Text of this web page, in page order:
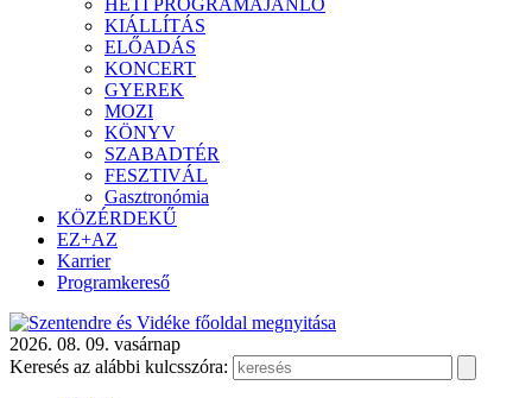
HETI PROGRAMAJÁNLÓ
KIÁLLÍTÁS
ELŐADÁS
KONCERT
GYEREK
MOZI
KÖNYV
SZABADTÉR
FESZTIVÁL
Gasztronómia
KÖZÉRDEKŰ
EZ+AZ
Karrier
Programkereső
2026. 08. 09. vasárnap
Keresés az alábbi kulcsszóra: